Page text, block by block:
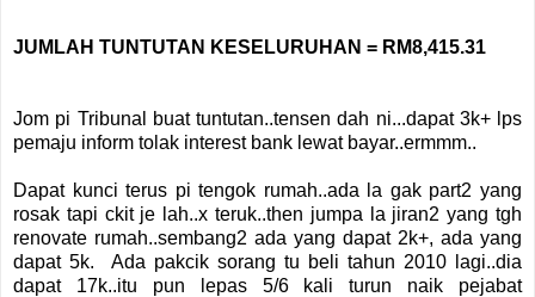
JUMLAH TUNTUTAN KESELURUHAN = RM8,415.31
Jom pi Tribunal buat tuntutan..tensen dah ni...dapat 3k+ lps
pemaju inform tolak interest bank lewat bayar..ermmm..
Dapat kunci terus pi tengok rumah..ada la gak part2 yang
rosak tapi ckit je lah..x teruk..then jumpa la jiran2 yang tgh
renovate rumah..sembang2 ada yang dapat 2k+, ada yang
dapat 5k. Ada pakcik sorang tu beli tahun 2010 lagi..dia
dapat 17k..itu pun lepas 5/6 kali turun naik pejabat